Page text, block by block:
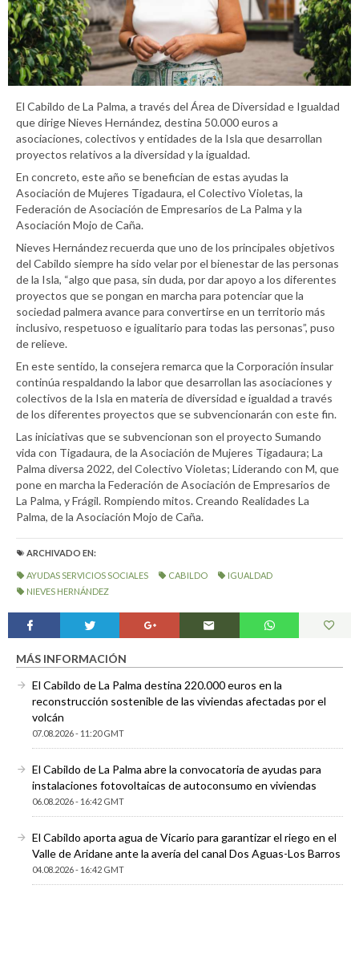
El Cabildo de La Palma, a través del Área de Diversidad e Igualdad
que dirige Nieves Hernández, destina 50.000 euros a
asociaciones, colectivos y entidades de la Isla que desarrollan
proyectos relativos a la diversidad y la igualdad.
En concreto, este año se benefician de estas ayudas la
Asociación de Mujeres Tigadaura, el Colectivo Violetas, la
Federación de Asociación de Empresarios de La Palma y la
Asociación Mojo de Caña.
Nieves Hernández recuerda que uno de los principales objetivos
del Cabildo siempre ha sido velar por el bienestar de las personas
de la Isla, “algo que pasa, sin duda, por dar apoyo a los diferentes
proyectos que se pongan en marcha para potenciar que la
sociedad palmera avance para convertirse en un territorio más
inclusivo, respetuoso e igualitario para todas las personas”, puso
de relieve.
En este sentido, la consejera remarca que la Corporación insular
continúa respaldando la labor que desarrollan las asociaciones y
colectivos de la Isla en materia de diversidad e igualdad a través
de los diferentes proyectos que se subvencionarán con este fin.
Las iniciativas que se subvencionan son el proyecto Sumando
vida con Tigadaura, de la Asociación de Mujeres Tigadaura; La
Palma diversa 2022, del Colectivo Violetas; Liderando con M, que
pone en marcha la Federación de Asociación de Empresarios de
La Palma, y Frágil. Rompiendo mitos. Creando Realidades La
Palma, de la Asociación Mojo de Caña.
ARCHIVADO EN:
AYUDAS SERVICIOS SOCIALES CABILDO
IGUALDAD
NIEVES HERNÁNDEZ
MÁS INFORMACIÓN
El Cabildo de La Palma destina 220.000 euros en la
reconstrucción sostenible de las viviendas afectadas por el
volcán
07.08.2026 - 11:20 GMT
El Cabildo de La Palma abre la convocatoria de ayudas para
instalaciones fotovoltaicas de autoconsumo en viviendas
06.08.2026 - 16:42 GMT
El Cabildo aporta agua de Vicario para garantizar el riego en el
Valle de Aridane ante la avería del canal Dos Aguas-Los Barros
04.08.2026 - 16:42 GMT